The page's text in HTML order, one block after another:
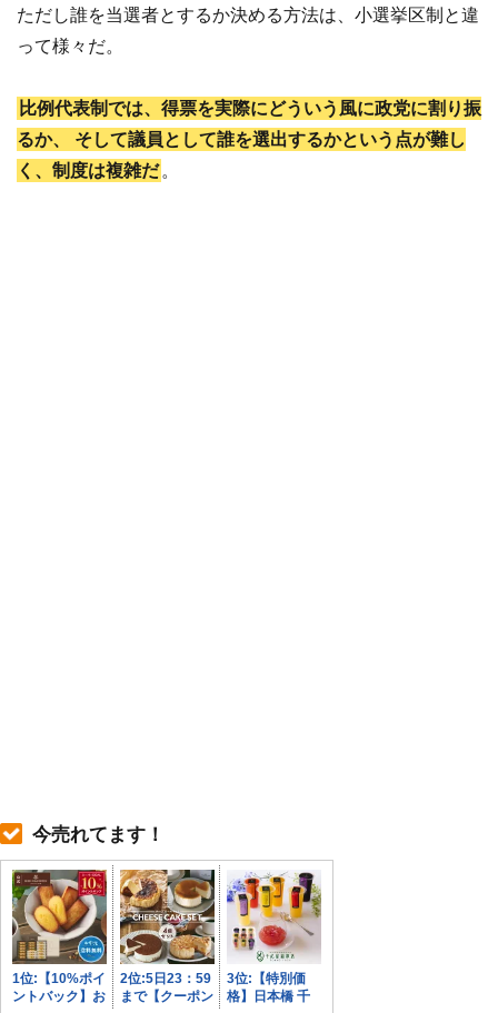
ただし誰を当選者とするか決める方法は、小選挙区制と違
って様々だ。
比例代表制では、得票を実際にどういう風に政党に割り振
るか、
そして議員として誰を選出するかという点が難し
く、制度は複雑だ 。
今売れてます！